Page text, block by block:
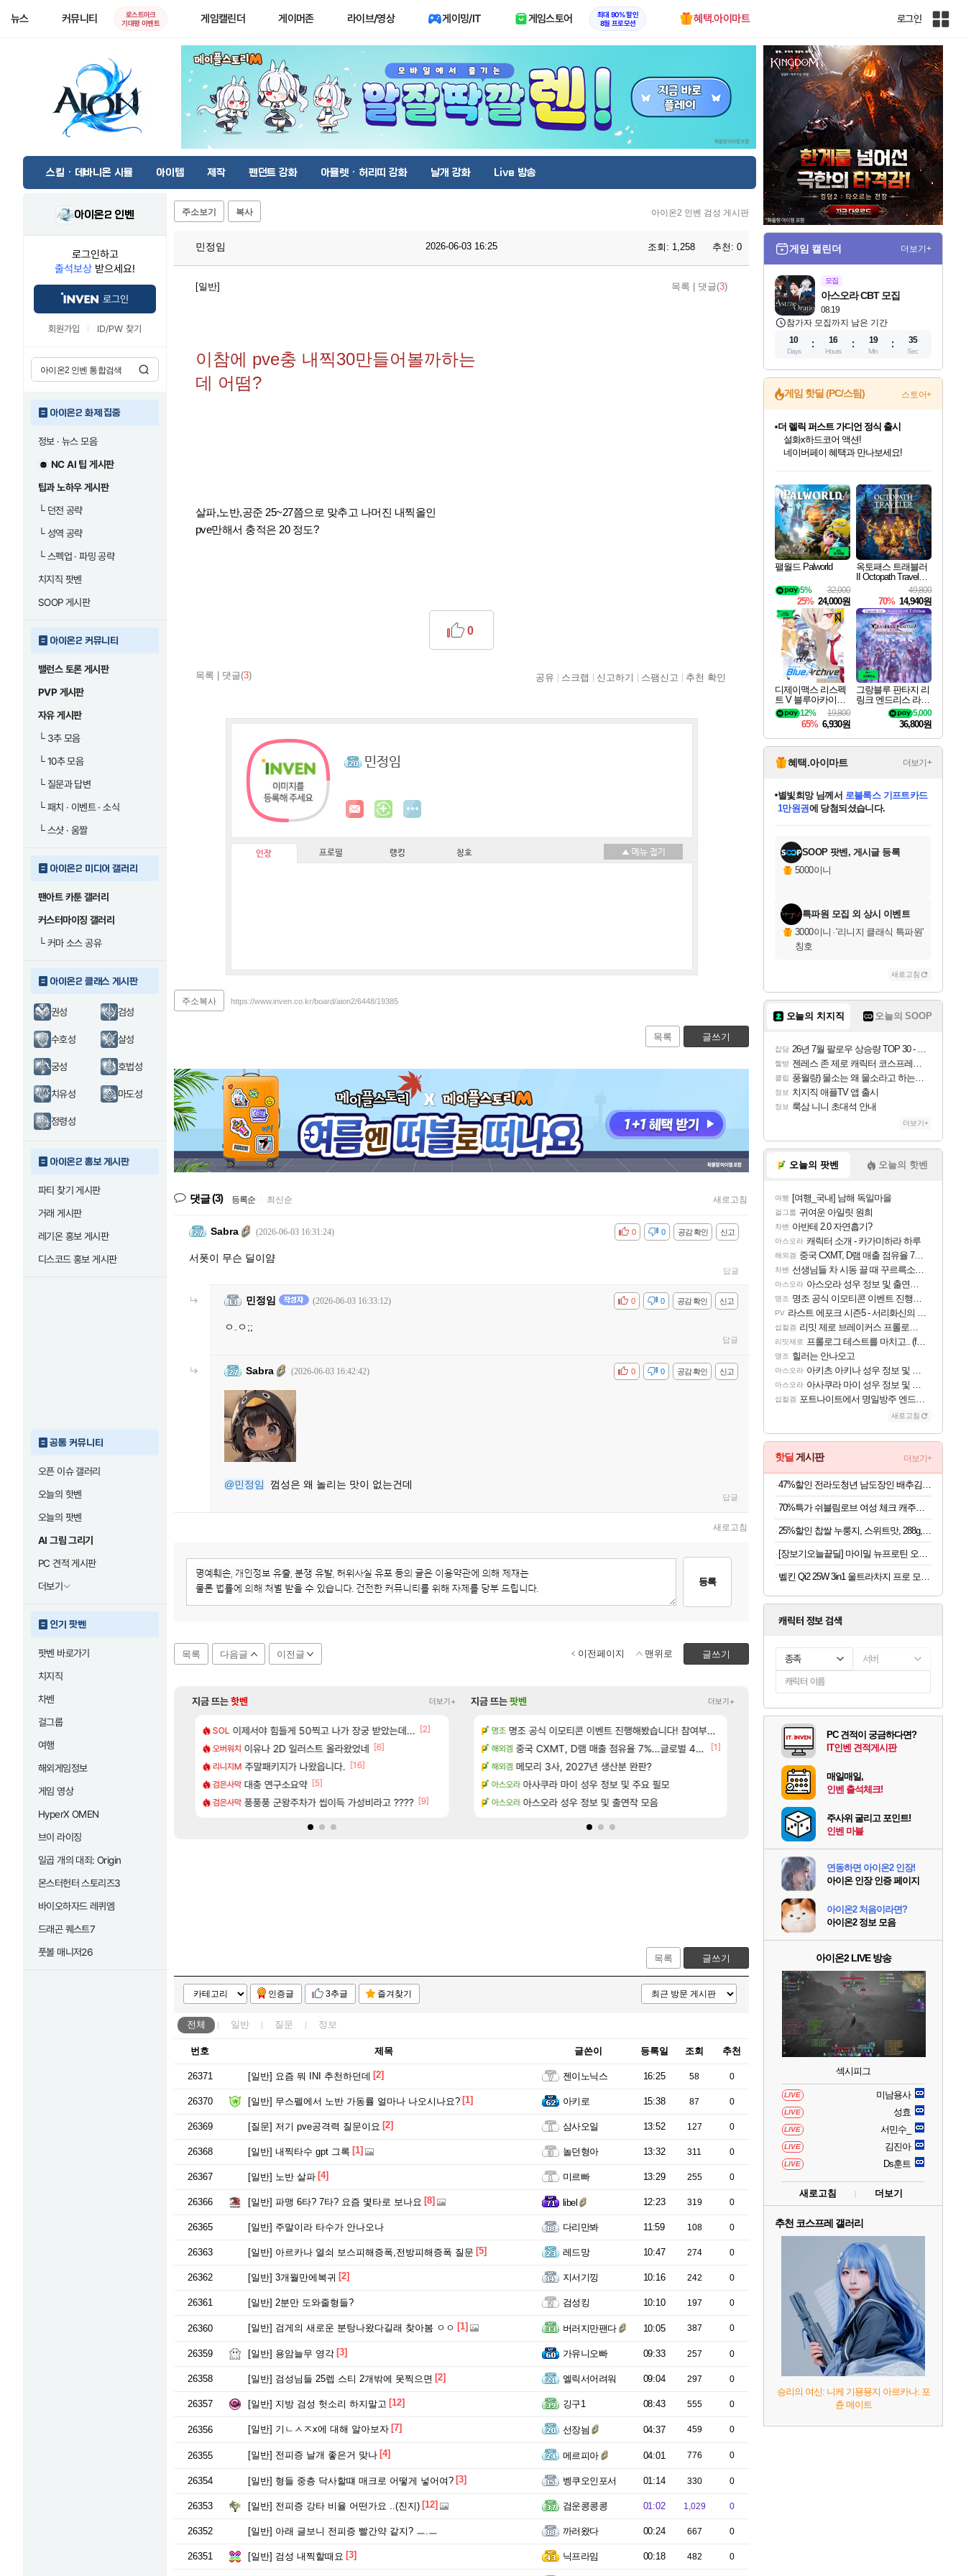
뉴스 커뮤니티
로스트아크
기대평 이벤트
게임캘린더 게이머존 라이브/영상 게이밍/IT 게임스토어
최대 90% 할인
8월 프로모션
혜택.아이마트 로그인
인
전
체
사
이
트
맵
스킬 · 데바니온 시뮬 아이템 제작 펜던트 강화 아뮬렛 · 허리띠 강화 날개 강화 Live 방송
아이온2 인벤
로그인하고
출석보상 받으세요!
로그인
회원가입 ID/PW 찾기
아이온2 화제 집중
정보 · 뉴스 모음
NC AI 팁 게시판
팁과 노하우 게시판
└던전 공략
└성역 공략
└스펙업 · 파밍 공략
치지직 팟벤
SOOP 게시판
아이온2 커뮤니티
밸런스 토론 게시판
PVP 게시판
자유 게시판
└3추 모음
└10추 모음
└질문과 답변
└패치 · 이벤트 · 소식
└스샷 · 움짤
아이온2 미디어 갤러리
팬아트 카툰 갤러리
커스터마이징 갤러리
└커마 소스 공유
아이온2 클래스 게시판
권성 검성
수호성 살성
궁성 호법성
치유성 마도성
정령성
아이온2 홍보 게시판
파티 찾기 게시판
거래 게시판
레기온 홍보 게시판
디스코드 홍보 게시판
공통 커뮤니티
오픈 이슈 갤러리
오늘의 핫벤
오늘의 팟벤
AI 그림 그리기
PC 견적 게시판
더보기
인기 팟벤
팟벤 바로가기
치지직
차벤
걸그룹
여행
해외게임정보
게임 영상
HyperX OMEN
브이 라이징
일곱 개의 대죄: Origin
몬스터헌터 스토리즈3
바이오하자드 레퀴엠
드래곤 퀘스트7
풋볼 매니저26
주소보기 복사 아이온2 인벤 검성 게시판
민정임 2026-06-03 16:25 조회: 1,258 추천: 0
[일반] 목록 댓글(3)
이참에 pve충 내찍30만들어볼까하는
데 어떰?
살파,노반,공준 25~27쯤으로 맞추고 나머진 내찍올인
pve만해서 충적은 20 정도?
목록 댓글(3)
0
공유 스크랩 신고하기 스팸신고 추천 확인
민정임
인장 프로필 랭킹 칭호
주소복사 https://www.inven.co.kr/board/aion2/6448/19385
목록 글쓰기
댓글(3) 등록순 최신순 새로고침
Sabra (2026-06-03 16:31:24) 신고
공감 확인
비공감 0
0
서폿이 무슨 딜이얌
답글
민정임 (2026-06-03 16:33:12) 신고
공감 확인
비공감 0
0
ㅇ.ㅇ;;
답글
Sabra (2026-06-03 16:42:42) 신고
공감 확인
비공감 0
0
@민정임 껌성은 왜 놀리는 맛이 없는건데
답글
새로고침
등록
목록 다음글 이전글 글쓰기
이전페이지 맨위로
지금 뜨는핫벤 더보기+
억 부자 아니였음??
펙으로 삐져서 매주 수로 10만점 치고있으면 ㅋㅋ
키지 결과..... [5]
길드내에서 쿠데타 일어났네
SOL 이제서야 힘들게 50찍고 나가 장궁 받았는데... [2]
오버워치 이유나 2D 일러스트 올라왔었네 [6]
리니지M 주말패키지가 나왔읍니다. [16]
검은사막 대충 연구소요약 [5]
검은사막 풍풍풍 군왕주차가 씹이득 가성비라고 ???? [9]
메이플 베라서버 1위길드 내 대규모 인원이탈종용 추정사건
[254]
메이플 ㅇㅂ)진짜 개웃기네 ㅋㅋ [49]
메이플 씨발 컬프프 클릭 미스낫네 [120]
검은사막 환카라를 유 에크 교환 쪼매 서운함.. [17]
메이플 ☆무료☆ 템세팅 사이트 개발자입니다
후닝 780억 부자 아니였음?? [55]
환산 13만 스펙으로 삐져서 매주 수로 10만점 치고있으면 ㅋㅋ
주말패키지 결과.....
아이고... 길드내에서 쿠데타 일어났네
이거 진짜 뭐라는거야?
지금 뜨는팟벤 더보기+
츠 아키나 성우 정보 및 주요 필모
내] 남해 독일마을
로그 테스트를 마치고.. (feat. 리아)
일 넷플릭스에서 예고편 공개 예정
비스트 모든 엘리트 골렘 위치 공략 (30개) - 방랑 결투가
아스오라 카가미하라 하루 성우 정보 및 주요 필모
비스트 모든 요리/작물 책 획득 위치 공략 (36개) - 미식가 도전과제
여행 선녀바위해수욕장
PV 라스트 에포크 시즌5 - 서리화신의 분노 티저
명조 명조 공식 이모티콘 이벤트 진행해봤습니다! 참여부터 추첨까지????
해외겜 중국 CXMT, D램 매출 점유율 7%…글로벌 4위로 부상
[1]
해외겜 메모리 3사, 2027년 생산분 완판?
아스오라 아사쿠라 마이 성우 정보 및 주요 필모
아스오라 아스오라 성우 정보 및 출연작 모음
아스오라 아키츠 아키나 성우 정보 및 주요 필모
[여행_국내] 남해 독일마을 [1]
리밋제로 프롤로그 테스트를 마치고.. (feat. 리아)
8월 28일 넷플릭스에서 예고편 공개 예정
모든 바우에라 업그레이드 아이템 획득 위치 공략 (89
목록 글쓰기
인증글 3추글 즐겨찾기
전체 일반 질문 정보
번호 제목 글쓴이 등록일 조회 추천
26371 [일반] 요즘 뭐 INI 추천하던데 [2] 젠이노닉스 16:25 58 0
26370 [일반] 무스펠에서 노반 가동률 얼마나 나오시나요? [1] 아키로 15:38 87 0
26369 [질문] 저기 pve공격력 질문이요 [2] 삼사오일 13:52 127 0
26368 [일반] 내찍타수 gpt 그록 [1] 놀던형아 13:32 311 0
26367 [일반] 노반 살파 [4] 미르빠 13:29 255 0
26366 [일반] 파맹 6타? 7타? 요즘 몇타로 보나요 [8] libel 12:23 319 0
26365 [일반] 주말이라 타수가 안나오나 다리만봐 11:59 108 0
26363 [일반] 아르카나 열쇠 보스피해증폭,전방피해증폭 질문 [5] 레드망 10:47 274 0
26362 [일반] 3개월만에복귀 [2] 지서기낑 10:16 242 0
26361 [일반] 2분만 도와줄형들? 검성킹 10:10 197 0
26360 [일반] 검게의 새로운 분탕나왔다길래 찾아봄 ㅇㅇ [1] 버러지만팬다 10:05 387 0
26359 [일반] 용암늘무 영각 [3] 가유니오빠 09:33 257 0
26358 [일반] 검성님들 25렙 스티 2개밖에 못찍으면 [2] 엘릭서어려워 09:04 297 0
26357 [일반] 지방 검성 헛소리 하지말고 [12] 깅구1 08:43 555 0
26356 [일반] 기ㄴㅅㅈx에 대해 알아보자 [7] 선장늼 04:37 459 0
26355 [일반] 전피증 날개 좋은거 맞나 [4] 메르피아 04:01 776 0
26354 [일반] 형들 중층 닥사할떄 매크로 어떻게 넣어여? [3] 벵쿠오인포서 01:14 330 0
26353 [일반] 전피증 강타 비율 어떤가요 ..(진지) [12] 검운콩콩콩 01:02 1,029 0
26352 [일반] 아래 글보니 전피증 빨간약 같지? ㅡ.ㅡ 까러왔다 00:24 667 0
26351 [일반] 검성 내찍할때요 [3] 닉프라임 00:18 482 0
게임 캘린더 더보기+
모집
08.19
아스오라 CBT 모집
참가자 모집까지 남은 기간
10
Days
16
Hours
19
Min
34
Sec
게임 핫딜 (PC/스팀) 스토어+
최대 90% 할인가를 만나보세요!
네이버혜택과 함께 만나보세요!
50%할인&추가 적립까지!
네이버 포인트 혜택까지!
이니&베니 혜택까지!
네이버 혜택가와 함께 예약하세요!
할인&네이버혜택으로 만나보세요!
더 렐릭 퍼스트 가디언 정식 출시
설화x하드코어 액션!
네이버페이 혜택과 만나보세요!
40주년 프로모션으로 만나보세요!
할인가에 만나보세요!
일부 에디션 상시 할인!
혜택으로 예약 판매 중
편안하게 충전하세요
팰월드 Palworld
32,000
5%
25% 24,000원
옥토패스 트래블러
II Octopath Traveler I
49,800
70% 14,940원
디제이맥스 리스펙
트 V 블루아카이브
팩 DJMAX RESPE
CT V Blue Archive P
ack DLC
19,800
12%
65% 6,930원
그랑블루 판타지 리
링크 엔드리스 라그
나로크 업그레이드
킷 Granblue Fantasy
Relink Endless Ragn
arok Upgrade Kit DL
C
5,000
36,800원
혜택.아이마트 더보기+
교환.
당첨되셨습니다.
당첨되셨습니다.
당첨되셨습니다.
별빛희망님께서 로블록스 기프트카드
1만원권에 당첨되셨습니다.
당첨되셨습니다.
당첨되셨습니다.
당첨되셨습니다.
당첨되셨습니다.
에디션 (스팀코드) 를 교환.
당첨되셨습니다.
SOOP 팟벤, 게시글 등록
5000이니
특파원 모집 외 상시 이벤트
3000이니 ·'리니지 클래식 특파원'
칭호
새로고침
오늘의 치지직 오늘의 SOOP
잡담 26년 7월 팔로우 상승량 TOP 30 - 월간 치지직
짤방 젠레스 존 제로 캐릭터 코스프레한 꽁주
클립 풍월량) 물소는 왜 물소라고 하는거야? 아! 그만 ㅋㅋ
정보 치지직 애플TV 앱 출시
정보 룩삼 니니 초대석 안내
더보기+
오늘의 팟벤 오늘의 핫벤
여행 [여행_국내] 남해 독일마을
걸그룹 귀여운 아일릿 원희
차벤 아반테 2.0 자연흡기?
아스오라 캐릭터 소개 - 카가미하라 하루
해외겜 중국 CXMT, D램 매출 점유율 7%…글로벌 4위로 부상
차벤 선생님들 차 시동 끌 때 꾸르륵소리나는데
아스오라 아스오라 성우 정보 및 출연작 모음
명조 명조 공식 이모티콘 이벤트 진행해봤습니다! 참여부터 추첨까지????
PV 라스트 에포크 시즌5 - 서리화신의 분노 티저
섭컬겜 리밋 제로 브레이커스 프롤로그 테스트 후기 영상 업로드
리밋제로 프롤로그 테스트를 마치고.. (feat. 리아)
명조 힐러는 안나오고
아스오라 아키츠 아키나 성우 정보 및 주요 필모
아스오라 아사쿠라 마이 성우 정보 및 주요 필모
섭컬겜 포트나이트에서 명일방주 엔드필드 [펠리카] 판매 예정
새로고침
핫딜 게시판 더보기+
벨킨 Qi2 25W 3in1 울트라차지 프로 모듈형 고속 무선 충전기 WIZ052kr 갤럭시S26 아이폰17 호환
캐릭터 정보 검색
종족 서버
PC 견적이 궁금하다면?
IT인벤 견적게시판
매일매일,
인벤 출석체크!
주사위 굴리고 포인트!
인벤 마블
연동하면 아이온2 인장!
아이온 인장 인증 페이지
아이온2 처음이라면?
아이온2 정보 모음
아이온2 LIVE 방송
섹시피그
LIVE 미남용사
LIVE 성효
LIVE 서민수_
LIVE 김진아
LIVE Ds훈트
새로고침 더보기
추천 코스프레 갤러리
승리의 여신: 니케 기묭묭지 아르카나: 포
츈 메이트